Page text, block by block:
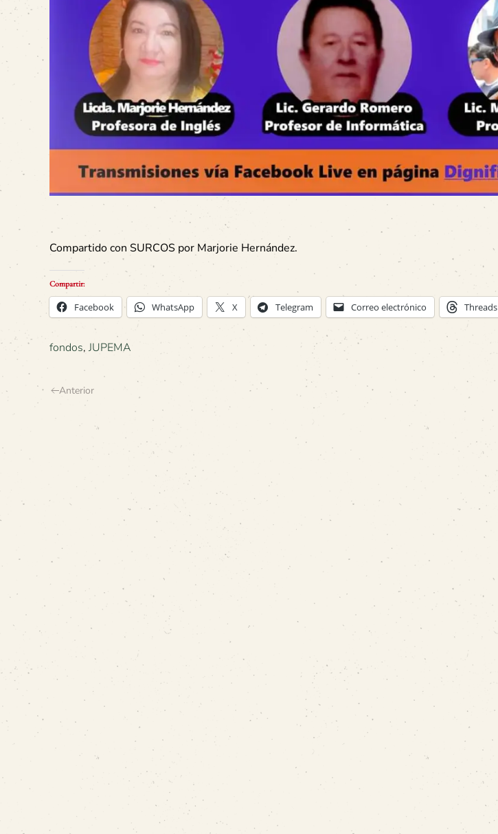
Compartido con SURCOS por Marjorie Hernández.
Compartir:
Facebook WhatsApp X Telegram Correo electrónico Threads
fondos, JUPEMA
Anterior